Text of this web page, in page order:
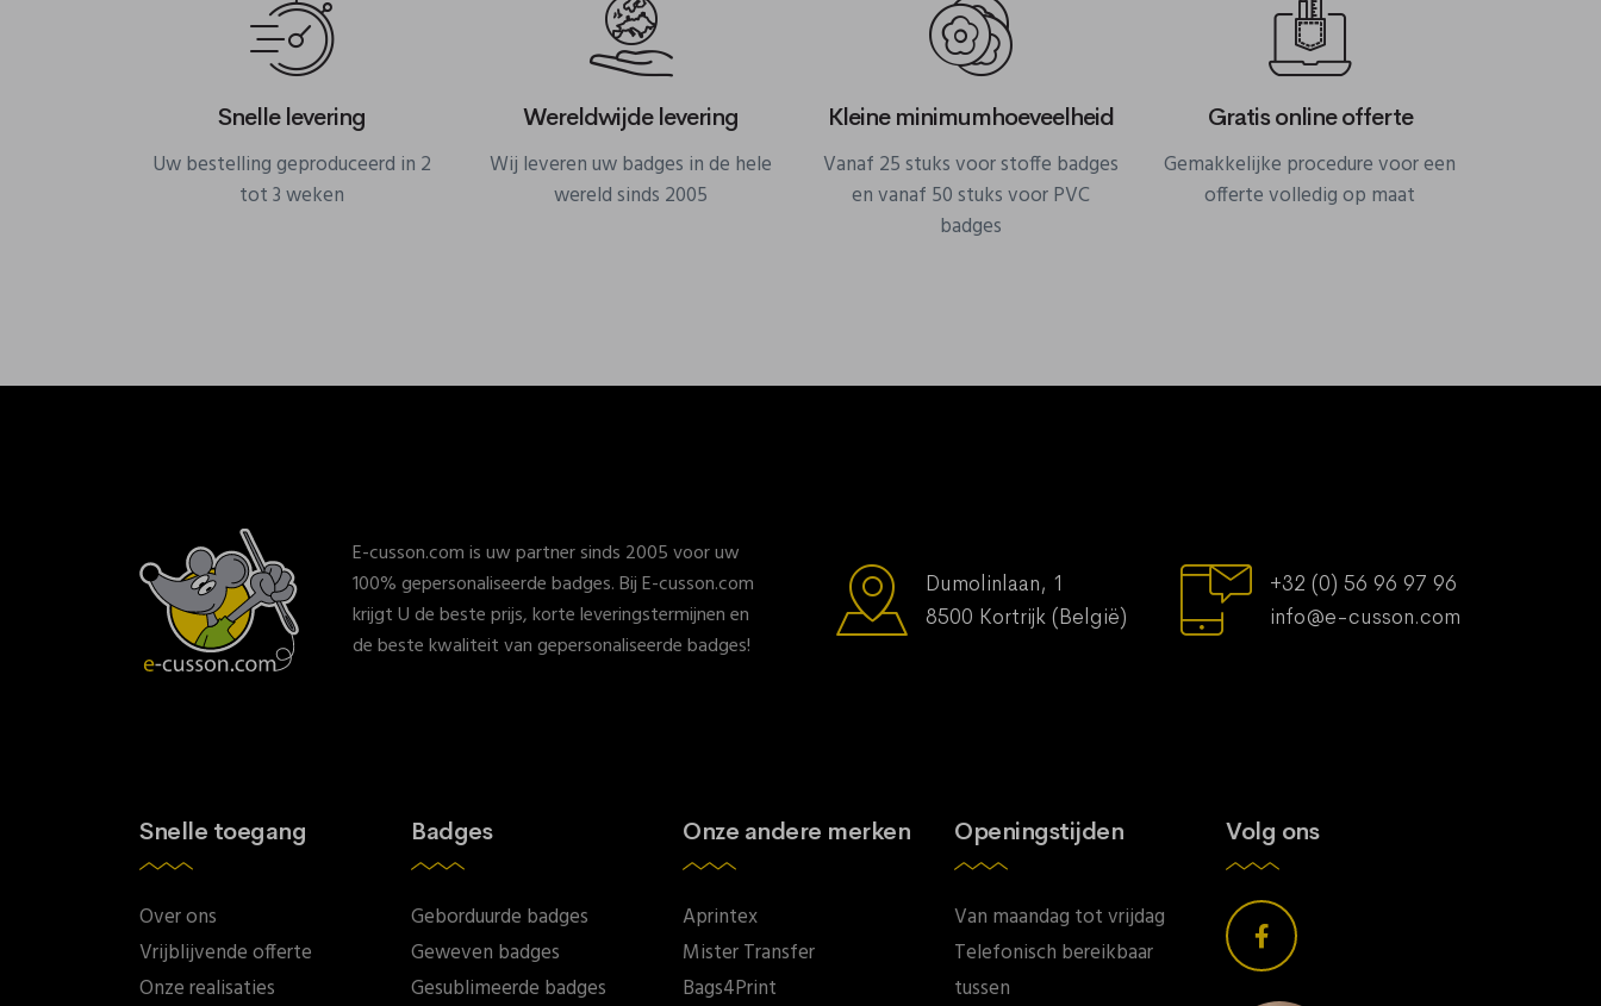
Snelle levering
Uw bestelling geproduceerd in 2
tot 3 weken
Wereldwijde levering
Wij leveren uw badges in de hele
wereld sinds 2005
Kleine minimumhoeveelheid
Vanaf 25 stuks voor stoffe badges
en vanaf 50 stuks voor PVC
badges
Gratis online offerte
Gemakkelijke procedure voor een
offerte volledig op maat
E-cusson.com is uw partner sinds 2005 voor uw
100% gepersonaliseerde badges. Bij E-cusson.com
krijgt U de beste prijs, korte leveringstermijnen en
de beste kwaliteit van gepersonaliseerde badges!
Dumolinlaan, 1
8500 Kortrijk (België)
+32 (0) 56 96 97 96
info@e-cusson.com
Snelle toegang
Over ons
Vrijblijvende offerte
Onze realisaties
Badges
Geborduurde badges
Geweven badges
Gesublimeerde badges
Onze andere merken
Aprintex
Mister Transfer
Bags4Print
Openingstijden
Van maandag tot vrijdag
Telefonisch bereikbaar
tussen
Volg ons